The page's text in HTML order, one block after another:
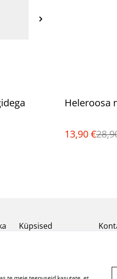
%
Heleroosa
13,90 €
Küpsised